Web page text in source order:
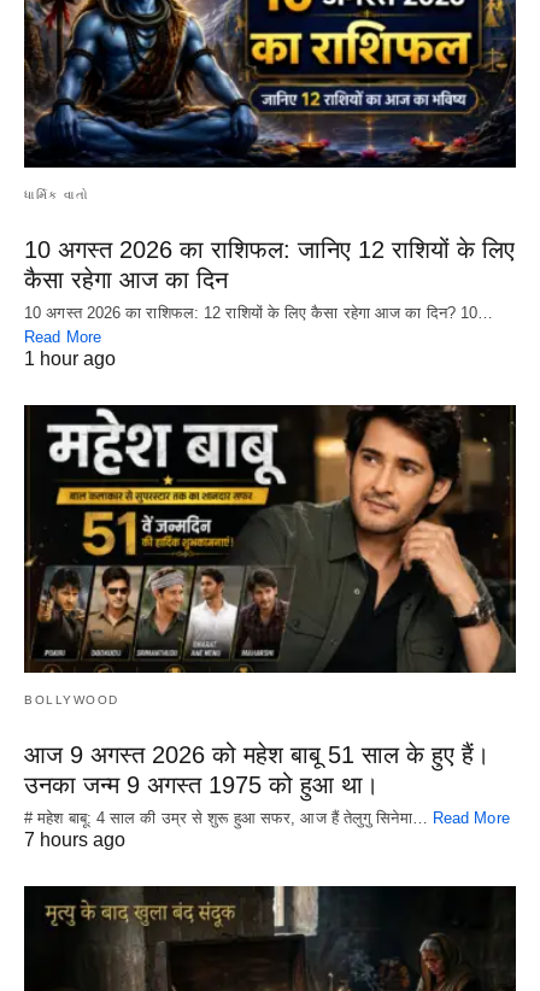
ધાર્મિક વાતો
10 अगस्त 2026 का राशिफल: जानिए 12 राशियों के लिए
कैसा रहेगा आज का दिन
10 अगस्त 2026 का राशिफल: 12 राशियों के लिए कैसा रहेगा आज का दिन? 10…
Read More
1 hour ago
BOLLYWOOD
आज 9 अगस्त 2026 को महेश बाबू 51 साल के हुए हैं।
उनका जन्म 9 अगस्त 1975 को हुआ था।
# महेश बाबू: 4 साल की उम्र से शुरू हुआ सफर, आज हैं तेलुगु सिनेमा… Read More
7 hours ago